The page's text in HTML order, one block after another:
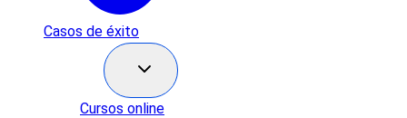
Casos de éxito
Cursos online